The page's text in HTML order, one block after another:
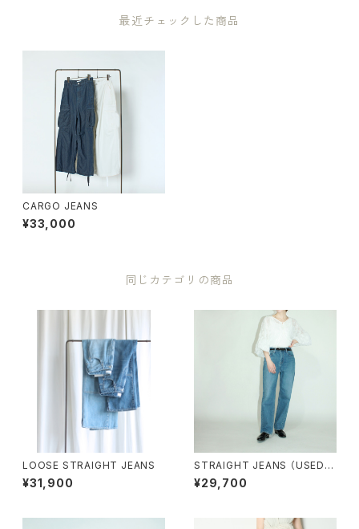
最近チェックした商品
CARGO JEANS
¥33,000
同じカテゴリの商品
LOOSE STRAIGHT JEANS
¥31,900
STRAIGHT JEANS （USED/G
RAY）
¥29,700